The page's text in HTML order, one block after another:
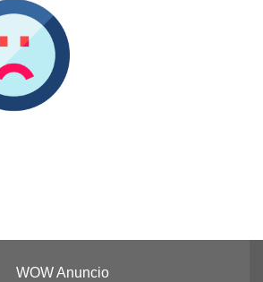
WOW Anuncio